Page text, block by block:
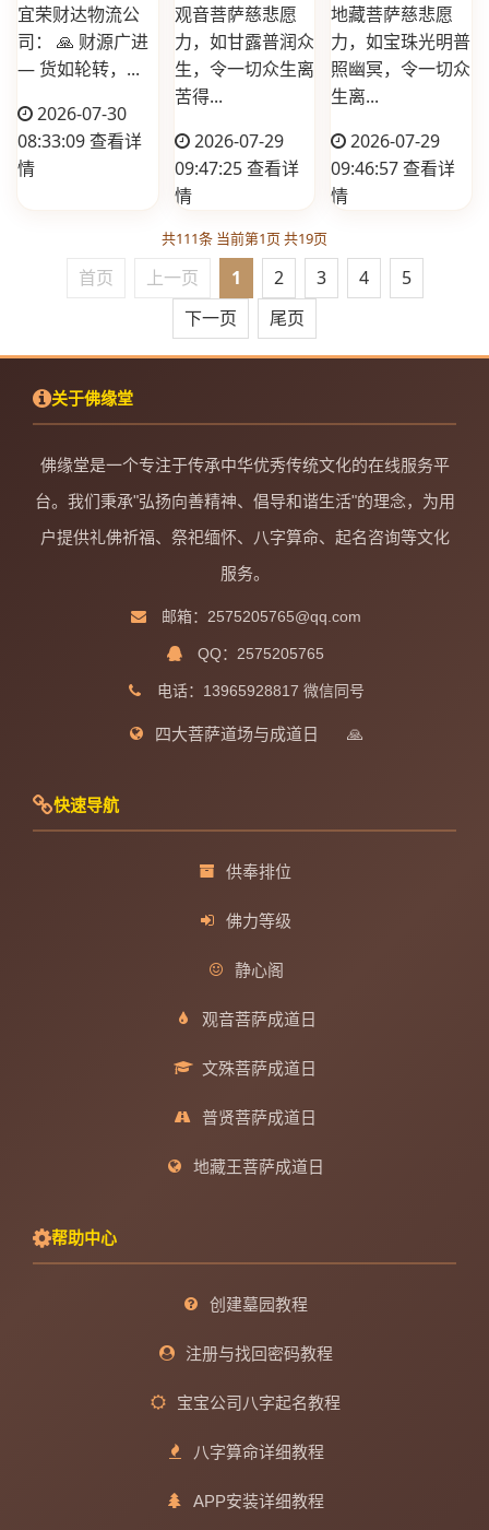
宜荣财达物流公
司： 🙏 财源广进
— 货如轮转，...
2026-07-30
08:33:09查看详
情
观音菩萨慈悲愿
力，如甘露普润众
生，令一切众生离
苦得...
2026-07-29
09:47:25查看详
情
地藏菩萨慈悲愿
力，如宝珠光明普
照幽冥，令一切众
生离...
2026-07-29
09:46:57查看详
情
共111条 当前第1页 共19页
首页 上一页 1 2 3 4
5
下一页
尾页
关于佛缘堂
佛缘堂是一个专注于传承中华优秀传统文化的在线服务平
台。我们秉承"弘扬向善精神、倡导和谐生活"的理念，为用
户提供礼佛祈福、祭祀缅怀、八字算命、起名咨询等文化
服务。
邮箱：2575205765@qq.com
QQ：2575205765
电话：13965928817 微信同号
四大菩萨道场与成道日 🙏
快速导航
供奉排位
佛力等级
静心阁
观音菩萨成道日
文殊菩萨成道日
普贤菩萨成道日
地藏王菩萨成道日
帮助中心
创建墓园教程
注册与找回密码教程
宝宝公司八字起名教程
八字算命详细教程
APP安装详细教程